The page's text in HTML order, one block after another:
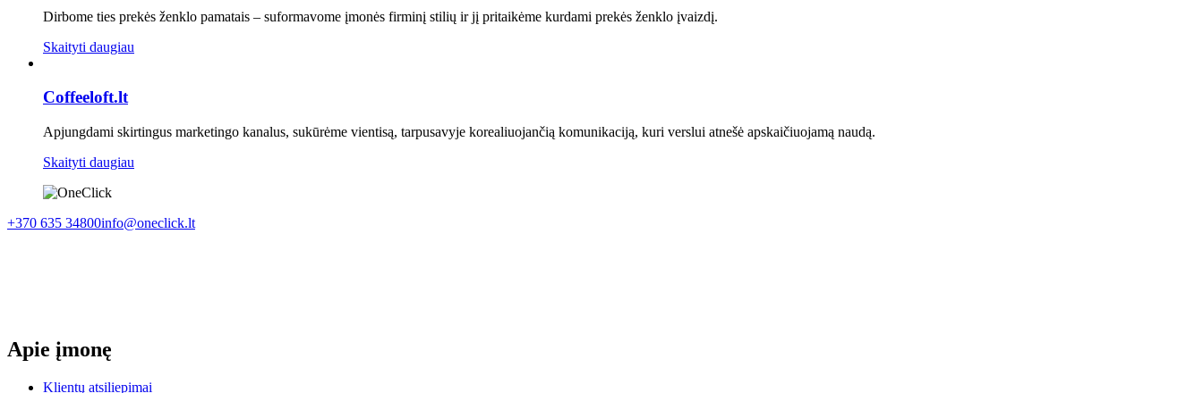
Dirbome ties prekės ženklo pamatais – suformavome įmonės firminį stilių ir jį pritaikėme kurdami prekės ženklo įvaizdį.
Skaityti daugiau
Coffeeloft.lt
Apjungdami skirtingus marketingo kanalus, sukūrėme vientisą, tarpusavyje korealiuojančią komunikaciją, kuri verslui atnešė apskaičiuojamą naudą.
Skaityti daugiau
+370 635 34800info@oneclick.lt
Apie įmonę
Klientų atsiliepimai